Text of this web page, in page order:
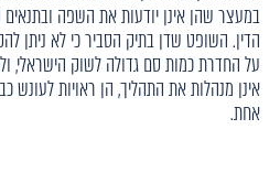
במעצר שהן אינן יודעות את השפה
הדין. השופט שדן בתיק הסביר כי לא ניתן
על החדרת כמות סם גדולה לשוק הישראלי,
אחת.